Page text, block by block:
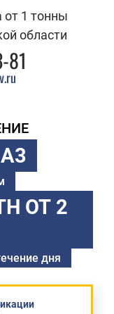
от 1 тонны
области
81
ОТ 2
дня